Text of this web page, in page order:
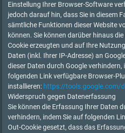
Einstellung Ihrer Browser-Software
jedoch darauf hin, dass Sie in diesem
sämtliche Funktionen dieser Website
können. Sie können darüber hinaus
Cookie erzeugten und auf Ihre
Daten (inkl. Ihrer IP-Adresse) an
dieser Daten durch Google
folgenden Link verfügbare Browser-
installieren: https://tools.google.com/
Widerspruch gegen Datenerfassung
Sie können die Erfassung Ihrer Daten
verhindern, indem Sie auf folgenden
Out-Cookie gesetzt, dass das